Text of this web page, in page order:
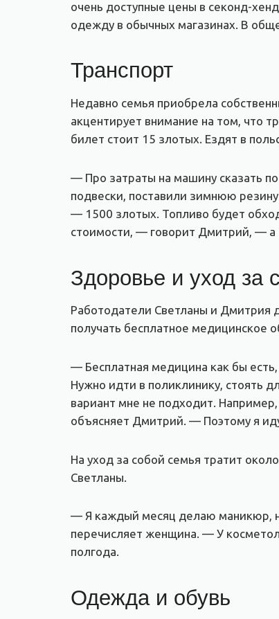
очень доступные цены в секонд-
одежду в обычных магазинах. В
Транспорт
Недавно семья приобрела
акцентирует внимание на том, что
билет стоит 15 злотых. Ездят в
— Про затраты на машину сказать
подвески, поставили зимнюю
— 1500 злотых. Топливо будет
стоимости, — говорит Дмитрий, — а
Здоровье и уход за
Работодатели Светланы и Дмитрия
получать бесплатное медицинское
— Бесплатная медицина как бы есть,
Нужно идти в поликлинику, стоять
вариант мне не подходит.
объясняет Дмитрий. — Поэтому я
На уход за собой семья тратит
Светланы.
— Я каждый месяц делаю маникюр,
перечисляет женщина. — У
полгода.
Одежда и обувь